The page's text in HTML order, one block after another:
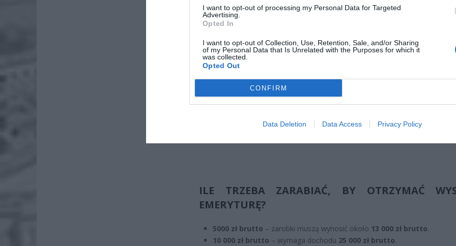
I want to opt-out of processing my Personal Data for Targeted
Advertising.
Opted In
I want to opt-out of Collection, Use, Retention, Sale, and/or Sharing
of my Personal Data that Is Unrelated with the Purposes for which it
was collected.
Opted Out
CONFIRM
Data Deletion Data Access Privacy Policy
20 000 zł brutto
– przewidywana emerytura to 7000–8000 zł brutto
ad
ILE TRZEBA ZARABIAĆ, BY OTRZYMAĆ
EMERYTURĘ?
5000 zł brutto – zarobki muszą wynosić około 13 000 zł brutto.
10 000 zł brutto – wymaga dochodu 25 000 zł brutto.